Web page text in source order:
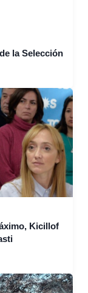
la Selección
Kicillof